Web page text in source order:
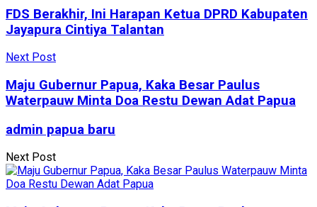
FDS Berakhir, Ini Harapan Ketua DPRD Kabupaten
Jayapura Cintiya Talantan
Next Post
Maju Gubernur Papua, Kaka Besar Paulus
Waterpauw Minta Doa Restu Dewan Adat Papua
admin papua baru
Next Post